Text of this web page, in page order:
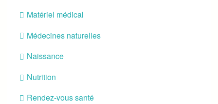
Matériel médical
Médecines naturelles
Naissance
Nutrition
Rendez-vous santé